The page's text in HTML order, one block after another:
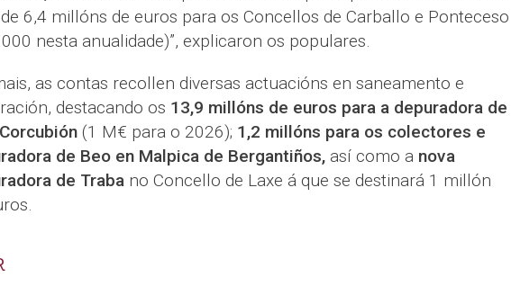
6,4 millóns de euros para os Concellos de Carballo e Ponteceso
nesta anualidade)”, explicaron os populares.
as contas recollen diversas actuacións en saneamento e
destacando os 13,9 millóns de euros para a depuradora de
(1 M€ para o 2026); 1,2 millóns para os colectores e
de Beo en Malpica de Bergantiños,así como anova
de Traba no Concello de Laxe á que se destinará 1 millón